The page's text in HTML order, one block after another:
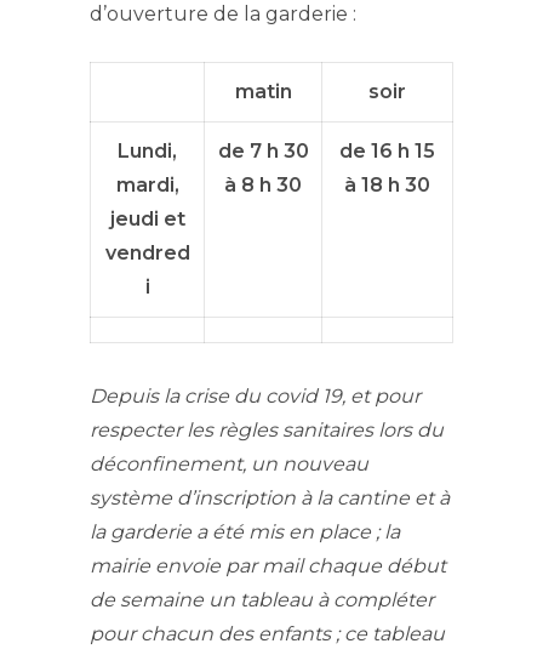
d’ouverture de la garderie :
matin soir
Lundi,
mardi,
jeudi et
vendred
i
de 7 h 30
à 8 h 30
de 16 h 15
à 18 h 30
Depuis la crise du covid 19, et pour
respecter les règles sanitaires lors du
déconfinement, un nouveau
système d’inscription à la cantine et à
la garderie a été mis en place ;la
mairie envoie par mail chaque début
de semaine un tableau à compléter
pour chacun des enfants ; ce tableau